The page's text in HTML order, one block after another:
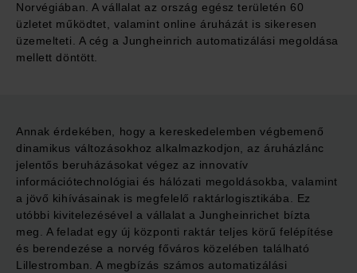
Norvégiában. A vállalat az ország egész területén 60
üzletet működtet, valamint online áruházát is sikeresen
üzemelteti. A cég a Jungheinrich automatizálási megoldása
mellett döntött.
Annak érdekében, hogy a kereskedelemben végbemenő
dinamikus változásokhoz alkalmazkodjon, az áruházlánc
jelentős beruházásokat végez az innovatív
információtechnológiai és hálózati megoldásokba, valamint
a jövő kihívásainak is megfelelő raktárlogisztikába. Ez
utóbbi kivitelezésével a vállalat a Jungheinrichet bízta
meg. A feladat egy új központi raktár teljes körű felépítése
és berendezése a norvég főváros közelében található
Lillestromban. A megbízás számos automatizálási